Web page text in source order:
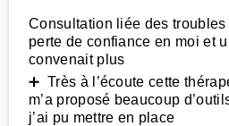
Consultation liée des
perte de confiance en moi et
convenait plus
➕ Très à l’écoute cette
m’a proposé beaucoup
j’ai pu mettre en place